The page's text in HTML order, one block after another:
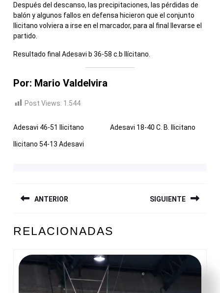
Después del descanso, las precipitaciones, las pérdidas de
balón y algunos fallos en defensa hicieron que el conjunto
Ilicitano volviera a irse en el marcador, para al final llevarse el
partido.
Resultado final Adesavi b 36-58 c.b Ilícitano.
Por: Mario Valdelvira
Post Views: 1.544
Adesavi 46-51 Ilicitano Adesavi 18-40 C. B. Ilicitano
Ilicitano 54-13 Adesavi
DE
ANTERIOR
anterior:
SIGUIENTE
entrada:
RELACIONADAS